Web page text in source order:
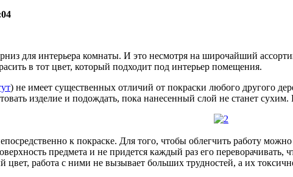
для интерьера комнаты. И это несмотря на широчайший
в тот цвет, который подходит под интерьер помещения.
) не имеет существенных отличий от покраски любого другого
изделие и подождать, пока нанесенный слой не станет
к покраске. Для того, чтобы облегчить работу
предмета и не придется каждый раз его
работа с ними не вызывает больших трудностей, а их